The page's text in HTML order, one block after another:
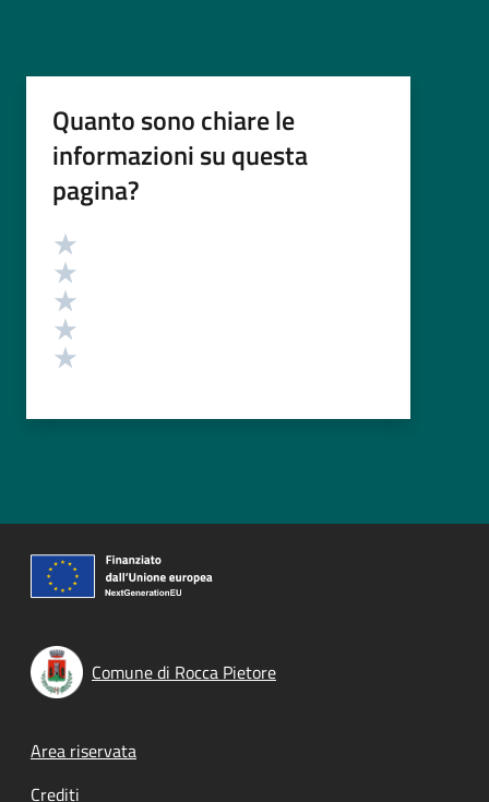
Quanto sono chiare le
informazioni su questa
pagina?
Valutazione
Comune di Rocca Pietore
Footer menu
Area riservata
Crediti